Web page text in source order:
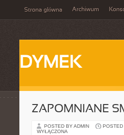
Strona główna Archiwum
DYMEK
ZAPOMNIANE
POSTED BY ADMIN
WYŁĄCZONA